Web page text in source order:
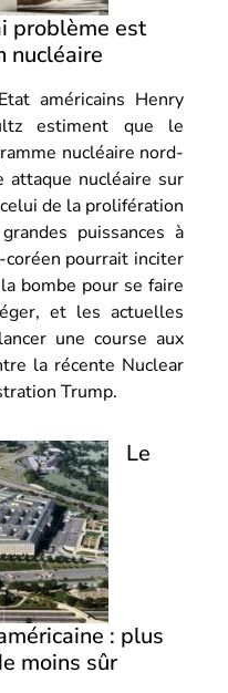
problème est
nucléaire
américains Henry
estiment que le
nucléaire nord-
attaque nucléaire sur
de la prolifération
puissances à
pourrait inciter
bombe pour se faire
et les actuelles
une course aux
la récente Nuclear
Trump.
Le
: plus
moins sûr